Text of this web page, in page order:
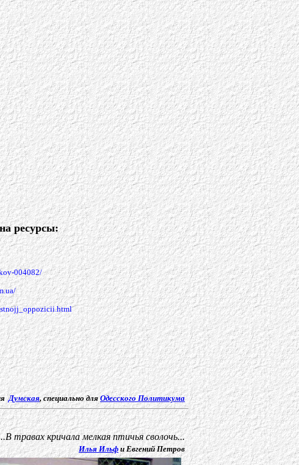
ресурсы:
004082/
Думская,специально дляОдесского Политикума
травах кричала мелкая птичья сволочь...
Илья Ильф и Евгений Петров